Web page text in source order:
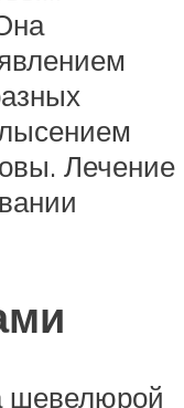
Лечение
шевелюрой